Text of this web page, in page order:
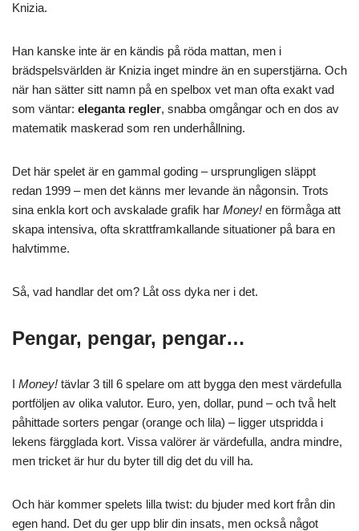
Knizia.
Han kanske inte är en kändis på röda mattan, men i
brädspelsvärlden är Knizia inget mindre än en superstjärna. Och
när han sätter sitt namn på en spelbox vet man ofta exakt vad
som väntar: eleganta regler, snabba omgångar och en dos av
matematik maskerad som ren underhållning.
Det här spelet är en gammal goding – ursprungligen släppt
redan 1999 – men det känns mer levande än någonsin. Trots
sina enkla kort och avskalade grafik har Money! en förmåga att
skapa intensiva, ofta skrattframkallande situationer på bara en
halvtimme.
Så, vad handlar det om? Låt oss dyka ner i det.
Pengar, pengar, pengar…
I Money! tävlar 3 till 6 spelare om att bygga den mest värdefulla
portföljen av olika valutor. Euro, yen, dollar, pund – och två helt
påhittade sorters pengar (orange och lila) – ligger utspridda i
lekens färgglada kort. Vissa valörer är värdefulla, andra mindre,
men tricket är hur du byter till dig det du vill ha.
Och här kommer spelets lilla twist: du bjuder med kort från din
egen hand. Det du ger upp blir din insats, men också något